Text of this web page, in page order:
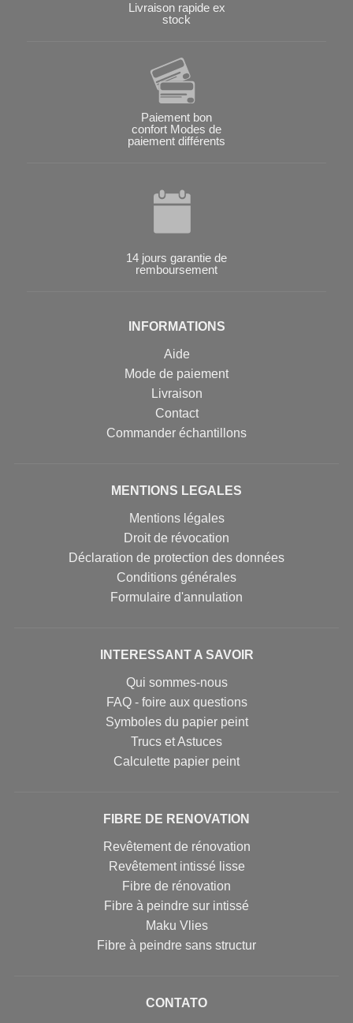
Livraison rapide ex
stock
Paiement bon
confort Modes de
paiement différents
14 jours garantie de
remboursement
INFORMATIONS
Aide
Mode de paiement
Livraison
Contact
Commander échantillons
MENTIONS LEGALES
Mentions légales
Droit de révocation
Déclaration de protection des données
Conditions générales
Formulaire d'annulation
INTERESSANT A SAVOIR
Qui sommes-nous
FAQ - foire aux questions
Symboles du papier peint
Trucs et Astuces
Calculette papier peint
FIBRE DE RENOVATION
Revêtement de rénovation
Revêtement intissé lisse
Fibre de rénovation
Fibre à peindre sur intissé
Maku Vlies
Fibre à peindre sans structur
CONTATO